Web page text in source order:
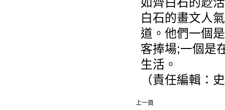
白石的畫文人
道。他們一個
客捧場;一個是
生活。
（責任編輯：
上一頁